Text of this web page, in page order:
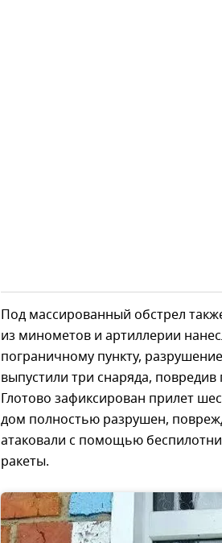
Под массированный обстрел
из минометов и артиллерии
пограничному пункту,
выпустили три снаряда,
Глотово зафиксирован прилет
дом полностью разрушен,
атаковали с помощью
ракеты.